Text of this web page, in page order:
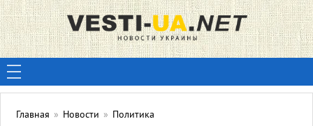
Главная » Новости » Политика